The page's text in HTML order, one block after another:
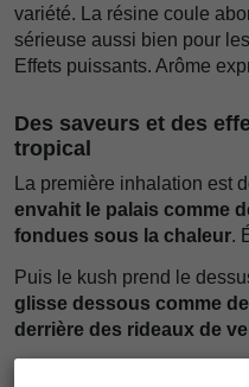
variété. La résine coule
sérieuse aussi bien pour
Effets puissants. Arôme
Des saveurs et des
tropical
La première inhalation est
envahit le palais comme
fondues sous la chaleur.
Puis le kush prend le
glisse dessous comme
derrière des rideaux de